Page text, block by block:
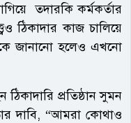
তদারকি কর্মকর্তার
ঠিকাদার কাজ চালিয়ে
জানানো হলেও এখনো
প্রতিষ্ঠান সুমন
দাবি, “আমরা কোথাও